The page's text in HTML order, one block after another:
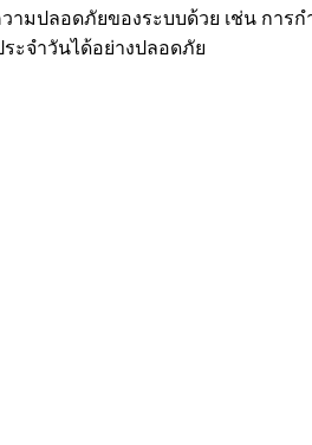
ามปลอดภัยของระบบด้วย เช่น การ
ะจำวันได้อย่างปลอดภัย